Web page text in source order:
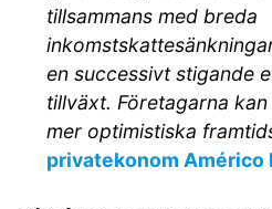
tillsammans med breda
en successivt stigande
tillväxt. Företagarna
mer optimistiska
privatekonom Américo